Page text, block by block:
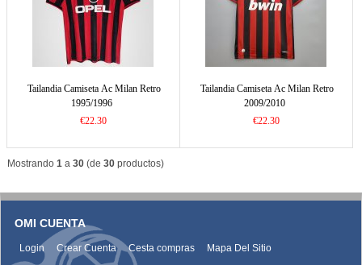
Tailandia Camiseta Ac Milan Retro
1995/1996
€22.30
Tailandia Camiseta Ac Milan Retro
2009/2010
€22.30
Mostrando 1a 30(de 30productos)
OMI CUENTA
Login Crear Cuenta Cesta compras Mapa Del Sitio